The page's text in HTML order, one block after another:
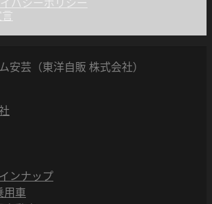
バシーポリシー
言
ンナップ
用車